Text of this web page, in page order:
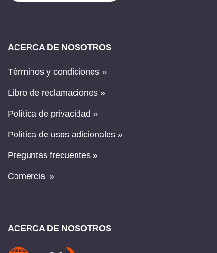
ACERCA DE NOSOTROS
Términos y condiciones »
Libro de reclamaciones »
Política de privacidad »
Política de usos adicionales »
Preguntas frecuentes »
Comercial »
ACERCA DE NOSOTROS